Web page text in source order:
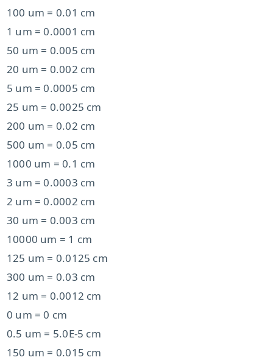
100 um = 0.01 cm
1 um = 0.0001 cm
50 um = 0.005 cm
20 um = 0.002 cm
5 um = 0.0005 cm
25 um = 0.0025 cm
200 um = 0.02 cm
500 um = 0.05 cm
1000 um = 0.1 cm
3 um = 0.0003 cm
2 um = 0.0002 cm
30 um = 0.003 cm
10000 um = 1 cm
125 um = 0.0125 cm
300 um = 0.03 cm
12 um = 0.0012 cm
0 um = 0 cm
0.5 um = 5.0E-5 cm
150 um = 0.015 cm